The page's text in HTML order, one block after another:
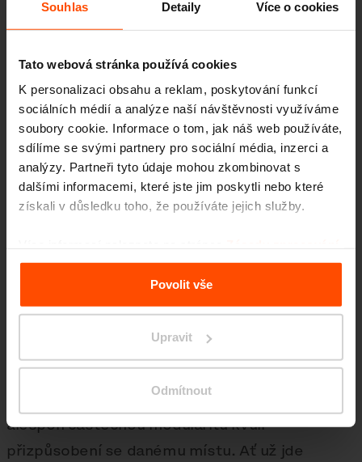
Souhlas Detaily Více o cookies
Tato webová stránka používá cookies
K personalizaci obsahu a reklam, poskytování funkcí
sociálních médií a analýze naší návštěvnosti využíváme
soubory cookie. Informace o tom, jak náš web používáte,
sdílíme se svými partnery pro sociální média, inzerci a
analýzy. Partneři tyto údaje mohou zkombinovat s
dalšími informacemi, které jste jim poskytli nebo které
získali v důsledku toho, že používáte jejich služby.
osobních údajů.
Povolit vše
Upravit
Odmítnout
navrhování nábytku pro veřejná prostranství?
Především je to pevnost a odolnost, aby
produkt odolával času a častému používání.
Zároveň je z hlediska funkčnosti nezbytný
a harmonický tvar. Kritériem je vždy navrhnout
produkt, který příliš nekřičí, a zároveň má
nápad a propracované detaily.
Také máme v exteriérovém nábytku rádi
alespoň částečnou modularitu kvůli
přizpůsobení se danému místu. Ať už jde